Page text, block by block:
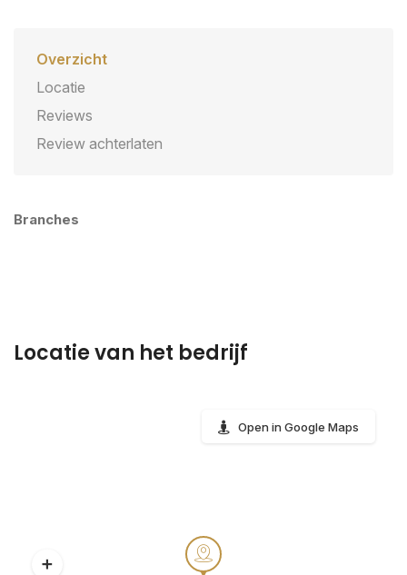
Overzicht
Locatie
Reviews
Review achterlaten
Branches
Locatie van het bedrijf
Open in Google Maps